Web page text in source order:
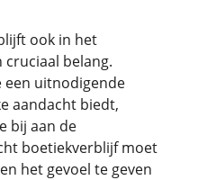
ook in het
cruciaal belang.
een uitnodigende
aandacht biedt,
bij aan de
boetiekverblijf moet
het gevoel te geven